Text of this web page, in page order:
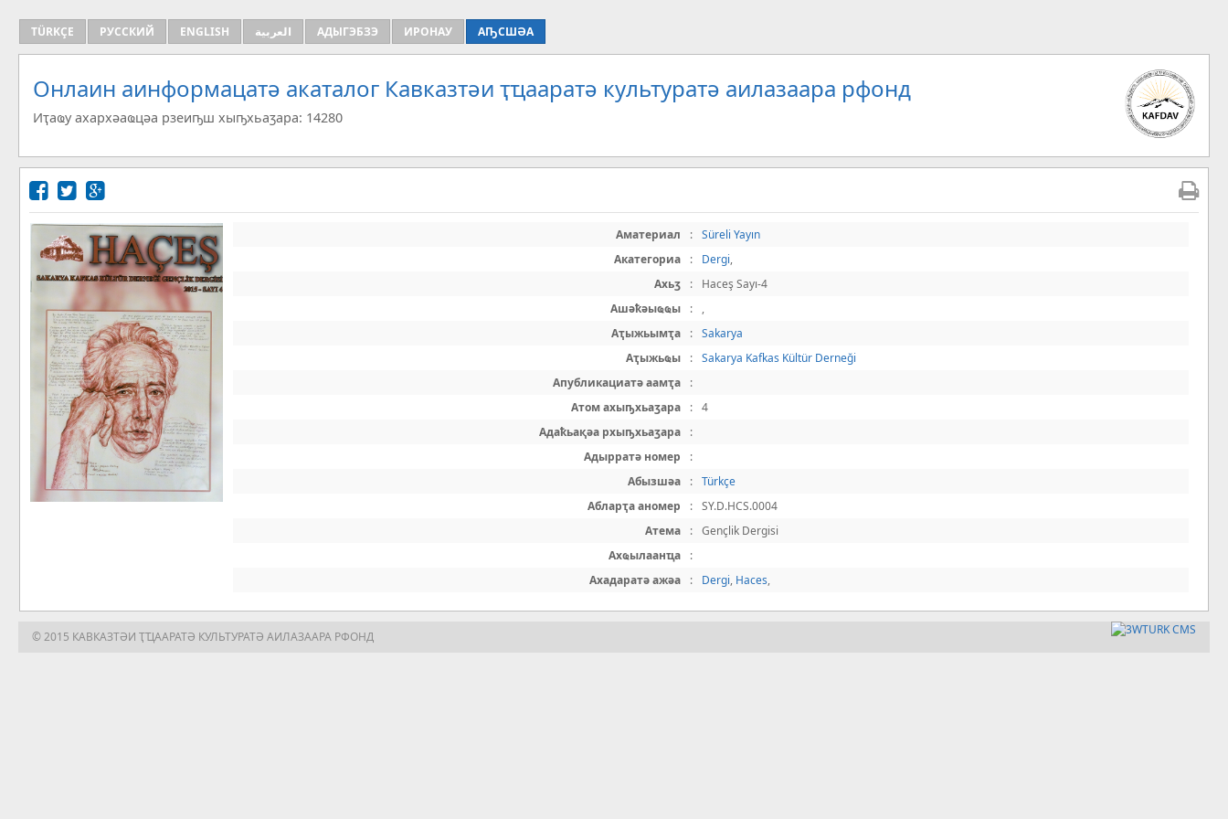
TÜRKÇE РУССКИЙ ENGLISH العربية АДЫГЭБЗЭ ИРОНАУ АҦСШӘА
Онлаин аинформацатә aкаталог Кавказтәи ҭҵааратә культуратә аилазаара рфонд
Иҭаҩу ахархәаҩцәа рзеиҧш хыҧхьаӡара: 14280
Аматериал :
Süreli Yayın
Акатегориа
: Dergi,
Ахьӡ
:
Haceş Sayı-4
Ашәҟәыҩҩы
:
,
Аҭыжьымҭа
:
Sakarya
Аҭыжьҩы
:
Sakarya Kafkas Kültür Derneği
Апубликациатә аамҭа
:
Атом ахыҧхьаӡара
:
4
Адаҟьақәа рхыҧхьаӡара
:
Адырратә номер
:
Абызшәа
:
Türkçe
Абларҭа аномер
:
SY.D.HCS.0004
Атема
:
Gençlik Dergisi
Ахҩылаанҵа
:
Ахадаратә ажәа
: Dergi, Haces,
© 2015 КАВКАЗТӘИ ҬҴААРАТӘ КУЛЬТУРАТӘ АИЛАЗААРА РФОНД